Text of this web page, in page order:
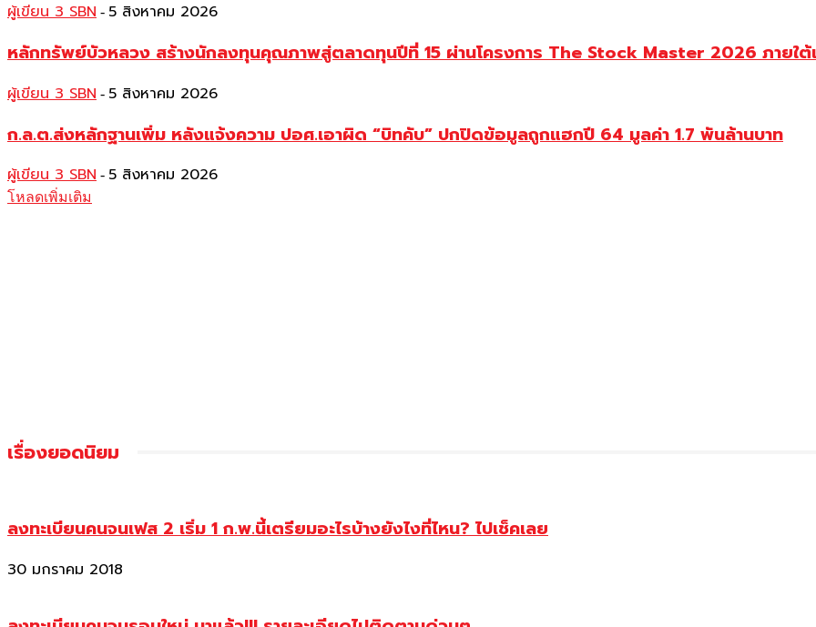
ผู้เขียน 3 SBN - 5 สิงหาคม 2026
หลักทรัพย์บัวหลวง สร้างนักลงทุนคุณภาพสู่ตลาดทุนปีที่ 15 ผ่านโครงการ The Stock Master 2026 ภาย
ผู้เขียน 3 SBN - 5 สิงหาคม 2026
ก.ล.ต.ส่งหลักฐานเพิ่ม หลังแจ้งความ ปอศ.เอาผิด “บิทคับ” ปกปิดข้อมูลถูกแฮกปี 64 มูลค่า 1.7 พันล้านบาท
ผู้เขียน 3 SBN - 5 สิงหาคม 2026
โหลดเพิ่มเติม
เรื่องยอดนิยม
ลงทะเบียนคนจนเฟส 2 เริ่ม 1 ก.พ.นี้เตรียมอะไรบ้างยังไงที่ไหน? ไปเช็คเลย
30 มกราคม 2018